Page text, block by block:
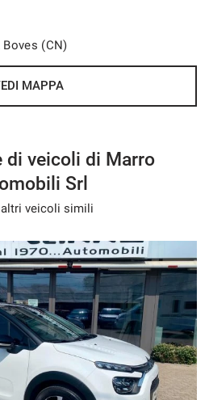
(CN)
MAPPA
veicoli di Marro
Srl
veicoli simili